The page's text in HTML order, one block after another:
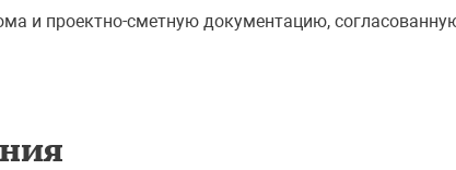
и проектно-сметную документацию,